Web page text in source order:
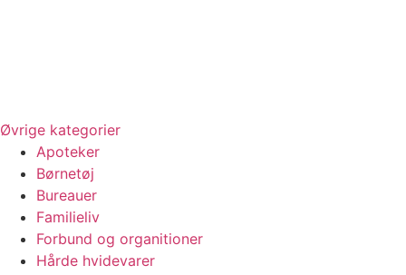
Øvrige kategorier
Apoteker
Børnetøj
Bureauer
Familieliv
Forbund og organitioner
Hårde hvidevarer